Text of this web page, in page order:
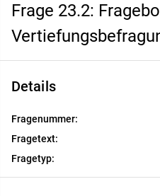
Frage 23.2:
Details
Fragenummer:
Fragetext:
Fragetyp: